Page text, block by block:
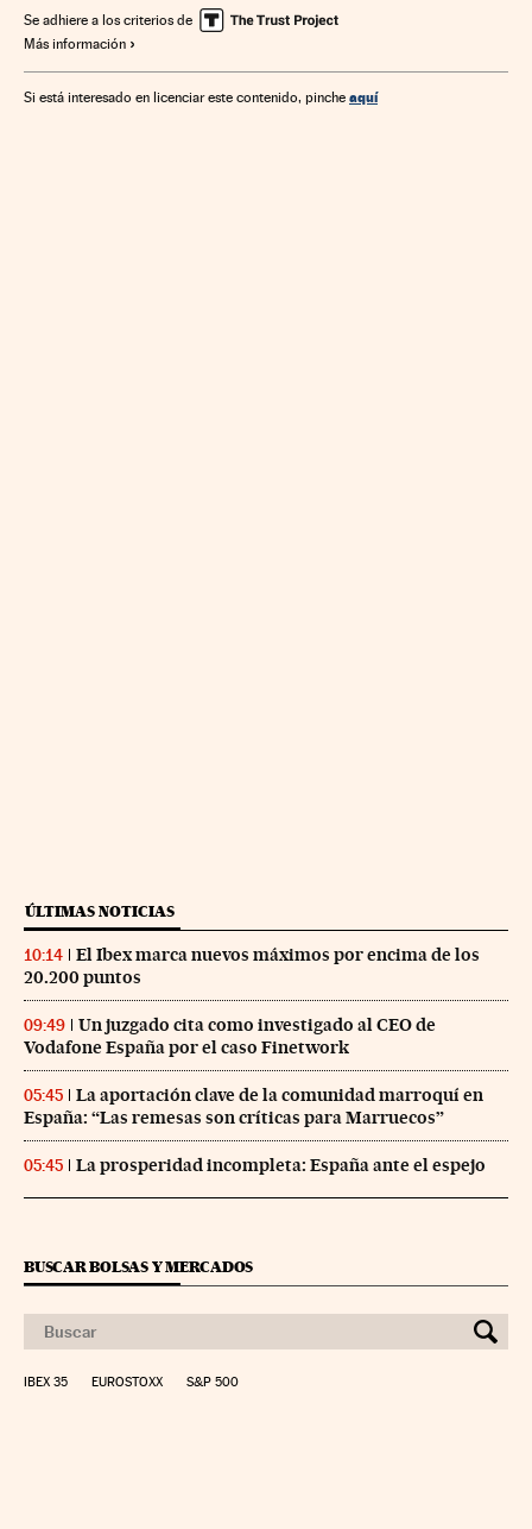
Delitos Justicia
Se adhiere a los criterios de
Más información
Si está interesado en licenciar este contenido, pinche aquí
ÚLTIMAS NOTICIAS
10:14
El Ibex marca nuevos máximos por encima de los
20.200 puntos
09:49
Un juzgado cita como investigado al CEO de
Vodafone España por el caso Finetwork
05:45
La aportación clave de la comunidad marroquí en
España: “Las remesas son críticas para Marruecos”
05:45 La prosperidad incompleta: España ante el espejo
BUSCAR BOLSAS Y MERCADOS
IBEX 35 EUROSTOXX S&P 500